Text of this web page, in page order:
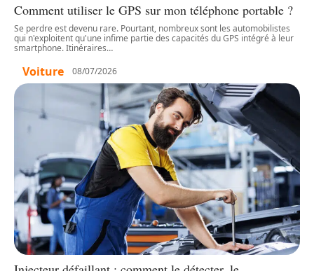
Comment utiliser le GPS sur mon téléphone portable ?
Se perdre est devenu rare. Pourtant, nombreux sont les automobilistes
qui n'exploitent qu'une infime partie des capacités du GPS intégré à leur
smartphone. Itinéraires…
Voiture 08/07/2026